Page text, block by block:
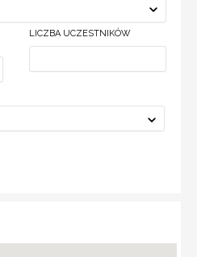
LICZBA UCZESTNIKÓW